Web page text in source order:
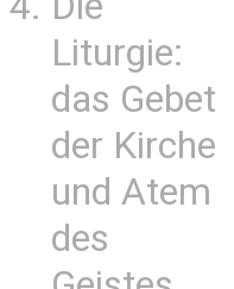
Liturgie:
das Gebet
der Kirche
und Atem
des